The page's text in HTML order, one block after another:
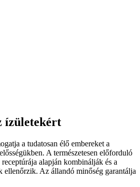
ízületekért
a tudatosan élő embereket a
A természetesen előforduló
alapján kombinálják és a
ellenőrzik. Az állandó minőség garantálja